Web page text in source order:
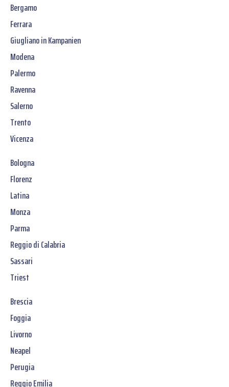
Bergamo
Ferrara
Giugliano in Kampanien
Modena
Palermo
Ravenna
Salerno
Trento
Vicenza
Bologna
Florenz
Latina
Monza
Parma
Reggio di Calabria
Sassari
Triest
Brescia
Foggia
Livorno
Neapel
Perugia
Reggio Emilia